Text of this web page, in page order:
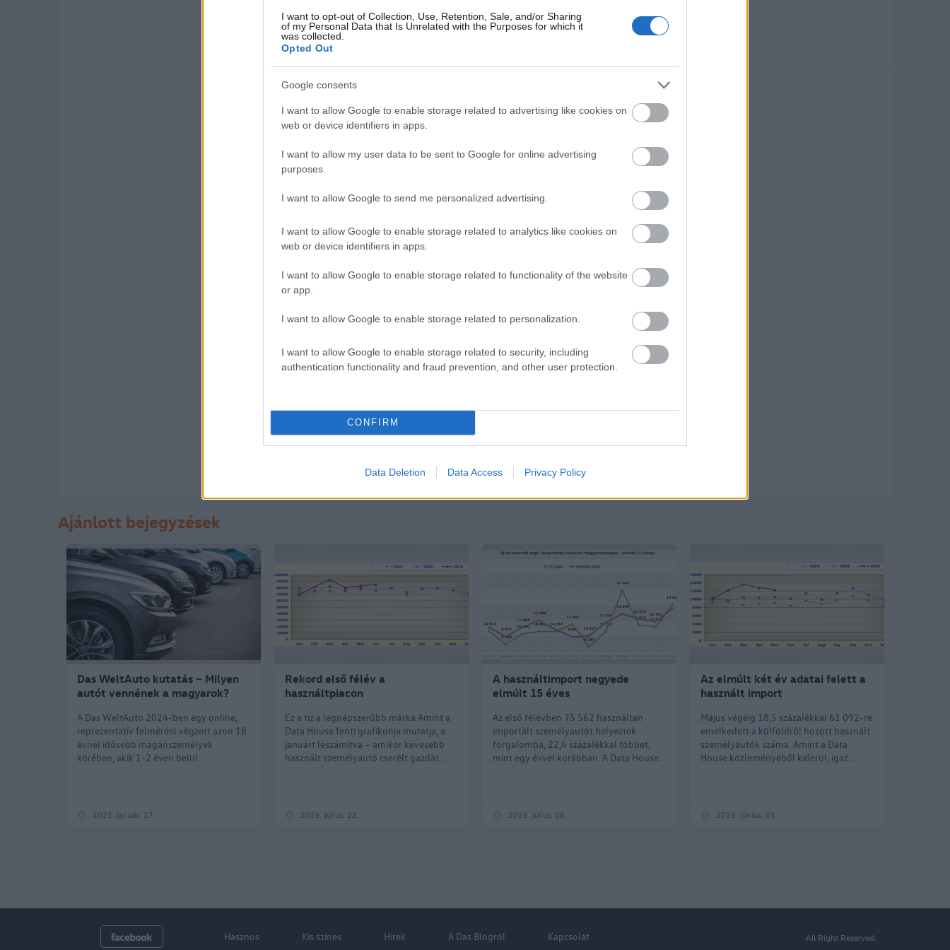
I want to opt-out of Collection, Use, Retention, Sale, and/or Sharing
of my Personal Data that Is Unrelated with the Purposes for which it
was collected.
Opted Out
Google consents
I want to allow Google to enable storage related to advertising like cookies on
web or device identifiers in apps.
I want to allow my user data to be sent to Google for online advertising
purposes.
I want to allow Google to send me personalized advertising.
I want to allow Google to enable storage related to analytics like cookies on
web or device identifiers in apps.
I want to allow Google to enable storage related to functionality of the website
or app.
I want to allow Google to enable storage related to personalization.
I want to allow Google to enable storage related to security, including
authentication functionality and fraud prevention, and other user protection.
CONFIRM
Data Deletion Data Access Privacy Policy
Kommentek
Ajánlott bejegyzések
Das WeltAuto kutatás – Milyen
autót vennének a magyarok?
A Das WeltAuto 2024-ben egy online,
reprezentatív felmérést végzett azon 18
évnél idősebb magánszemélyek
körében, akik 1-2 éven belül...
2025. január. 17.
Rekord első félév a
használtpiacon
Ez a tíz a legnépszerűbb márka Amint a
Data House fenti grafikonja mutatja, a
januárt leszámítva – amikor kevesebb
használt személyautó cserélt gazdát...
2026. július. 22.
A használtimport negyede
elmúlt 15 éves
Az első félévben 75 562 használtan
importált személyautót helyeztek
forgalomba, 22,4 százalékkal többet,
mint egy évvel korábban. A Data House...
2026. július. 06.
Az elmúlt két év adatai felett a
használt import
Május végéig 18,5 százalékkal 61 092-re
emelkedett a külföldről hozott használt
személyautók száma. Amint a Data
House közleményéből kiderül, igaz...
2026. június. 05.
Hasznos Kis színes Hírek A Das Blogról Kapcsolat All Right Reserved.